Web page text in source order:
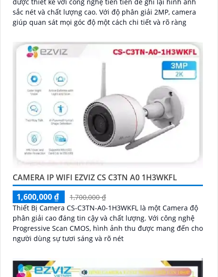
được thiết kế với công nghệ tiên tiến để ghi lại hình ảnh
sắc nét và chất lượng cao. Với độ phân giải 2MP, camera
giúp quan sát mọi góc độ một cách chi tiết và rõ ràng
CAMERA IP WIFI EZVIZ CS C3TN A0 1H3WKFL
1,600,000 ₫
1,700,000 ₫
Thiết Bị Camera CS-C3TN-A0-1H3WKFL là một Camera độ
phân giải cao đáng tin cậy và chất lượng. Với công nghệ
Progressive Scan CMOS, hình ảnh thu được mang đến cho
người dùng sự tươi sáng và rõ nét